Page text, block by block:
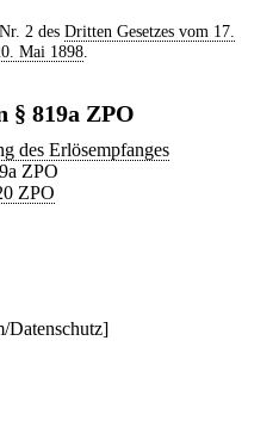
2 des Dritten Gesetzes vom 17.
Mai 1898
§ 819a ZPO
des Erlösempfanges
ZPO
ZPO
Datenschutz]